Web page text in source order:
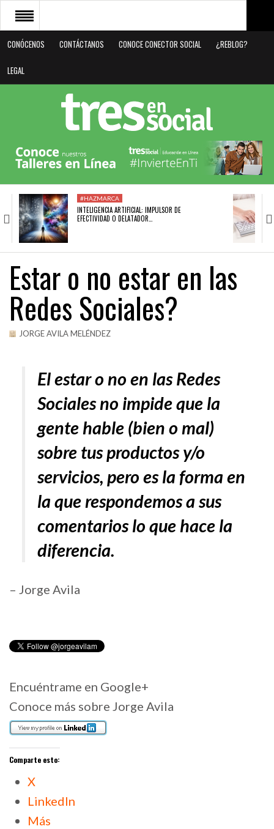
CONÓCENOS CONTÁCTANOS CONOCE CONECTOR SOCIAL ¿REBLOG?
LEGAL
CONOCE CONECTOR SOCIAL
LEGAL
#HAZMARCA
INTELIGENCIA ARTIFICIAL: IMPULSOR DE
EFECTIVIDAD O DELATADOR…
Estar o no estar en las
Redes Sociales?
JORGE AVILA MELÉNDEZ
El estar o no en las Redes
Sociales no impide que la
gente hable (bien o mal)
sobre tus productos y/o
servicios, pero es la forma en
la que respondemos a sus
comentarios lo que hace la
diferencia.
– Jorge Avila
Encuéntrame en Google+
Conoce más sobre Jorge Avila
Comparte esto:
X
LinkedIn
Más